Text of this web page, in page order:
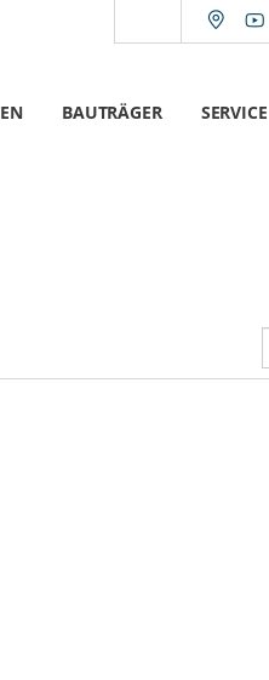
BAUTRÄGER SERVICE